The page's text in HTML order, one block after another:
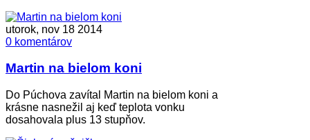
utorok, nov 18 2014
0 komentárov
Martin na bielom koni
Do Púchova zavítal Martin na bielom koni a
krásne nasnežil aj keď teplota vonku
dosahovala plus 13 stupňov.